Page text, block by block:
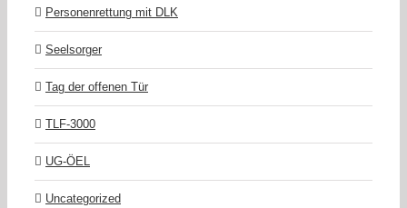
Personenrettung mit DLK
Seelsorger
Tag der offenen Tür
TLF-3000
UG-ÖEL
Uncategorized